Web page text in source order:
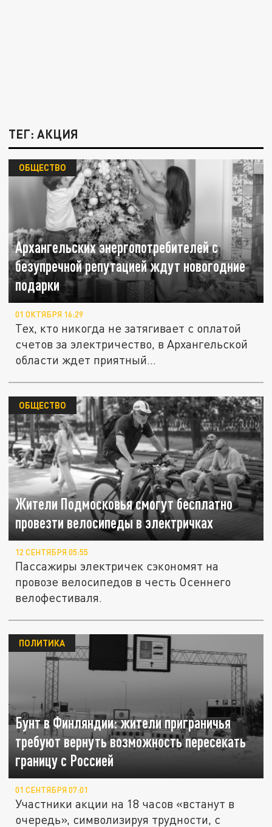
ТЕГ: АКЦИЯ
Архангельских энергопотребителей с
безупречной репутацией ждут новогодние
подарки
ОБЩЕСТВО
01 ОКТЯБРЯ 16:29
Тех, кто никогда не затягивает с оплатой
счетов за электричество, в Архангельской
области ждет приятный...
Жители Подмосковья смогут бесплатно
провезти велосипеды в электричках
ОБЩЕСТВО
12 СЕНТЯБРЯ 05:55
Пассажиры электричек сэкономят на
провозе велосипедов в честь Осеннего
велофестиваля.
Бунт в Финляндии: жители приграничья
требуют вернуть возможность пересекать
границу с Россией
ПОЛИТИКА
01 СЕНТЯБРЯ 07:01
Участники акции на 18 часов «встанут в
очередь», символизируя трудности, с